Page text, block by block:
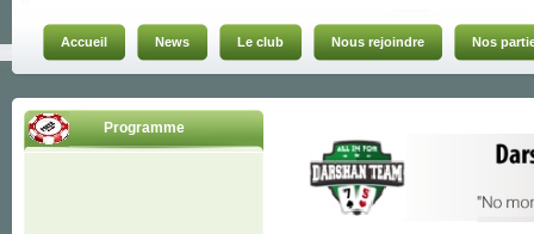
Accueil News Le club Nous rejoindre Nos
Programme